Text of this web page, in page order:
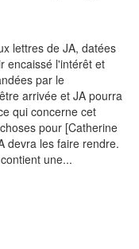
lettres de JA, datées
encaissé l'intérêt et
par le
arrivée et JA pourra
qui concerne cet
pour [Catherine
devra les faire rendre.
une...